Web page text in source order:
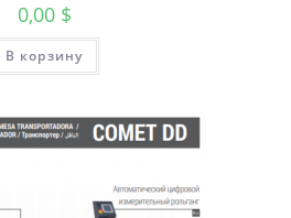
0,00 $
В корзину